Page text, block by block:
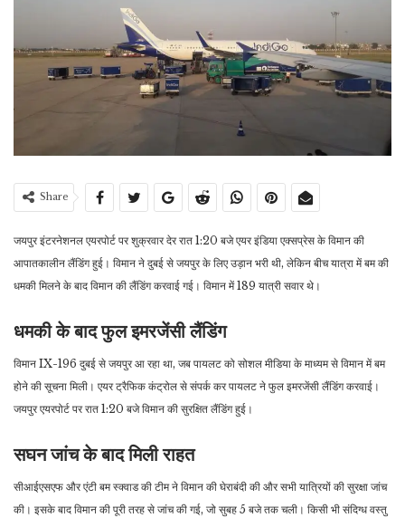
Share
जयपुर इंटरनेशनल एयरपोर्ट पर शुक्रवार देर रात 1:20 बजे एयर इंडिया एक्सप्रेस के विमान की
आपातकालीन लैंडिंग हुई। विमान ने दुबई से जयपुर के लिए उड़ान भरी थी, लेकिन बीच यात्रा में बम की
धमकी मिलने के बाद विमान की लैंडिंग करवाई गई। विमान में 189 यात्री सवार थे।
धमकी के बाद फुल इमरजेंसी लैंडिंग
विमान IX-196 दुबई से जयपुर आ रहा था, जब पायलट को सोशल मीडिया के माध्यम से विमान में बम
होने की सूचना मिली। एयर ट्रैफिक कंट्रोल से संपर्क कर पायलट ने फुल इमरजेंसी लैंडिंग करवाई।
जयपुर एयरपोर्ट पर रात 1:20 बजे विमान की सुरक्षित लैंडिंग हुई।
सघन जांच के बाद मिली राहत
सीआईएसएफ और एंटी बम स्क्वाड की टीम ने विमान की घेराबंदी की और सभी यात्रियों की सुरक्षा जांच
की। इसके बाद विमान की पूरी तरह से जांच की गई, जो सुबह 5 बजे तक चली। किसी भी संदिग्ध वस्तु